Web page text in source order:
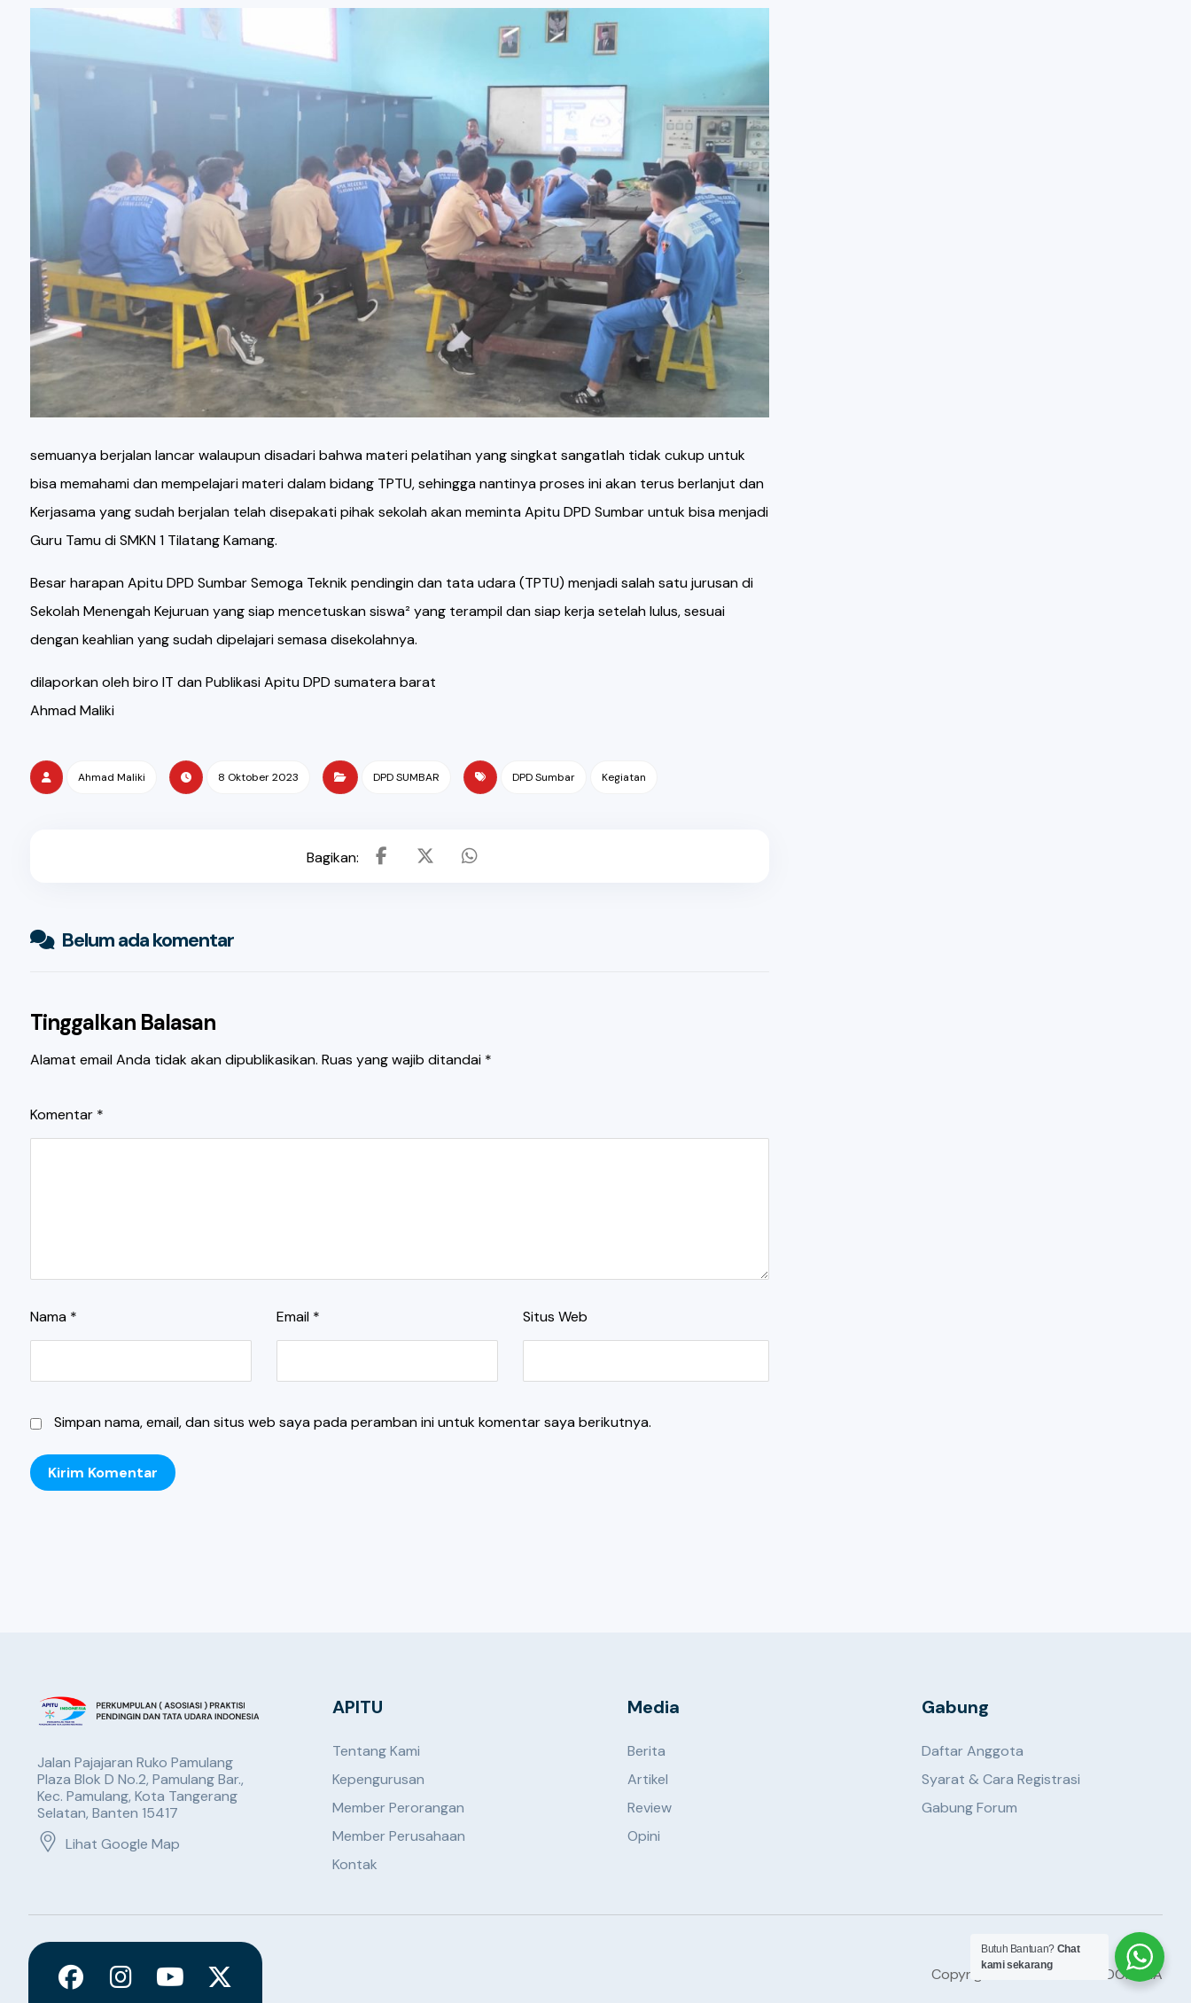
semuanya berjalan lancar walaupun disadari bahwa materi pelatihan yang singkat sangatlah tidak cukup untuk
bisa memahami dan mempelajari materi dalam bidang TPTU, sehingga nantinya proses ini akan terus berlanjut dan
Kerjasama yang sudah berjalan telah disepakati pihak sekolah akan meminta Apitu DPD Sumbar untuk bisa menjadi
Guru Tamu di SMKN 1 Tilatang Kamang.
Besar harapan Apitu DPD Sumbar Semoga Teknik pendingin dan tata udara (TPTU) menjadi salah satu jurusan di
Sekolah Menengah Kejuruan yang siap mencetuskan siswa² yang terampil dan siap kerja setelah lulus, sesuai
dengan keahlian yang sudah dipelajari semasa disekolahnya.
dilaporkan oleh biro IT dan Publikasi Apitu DPD sumatera barat
Ahmad Maliki
Ahmad Maliki 8 Oktober 2023 DPD SUMBAR DPD Sumbar Kegiatan
Belum ada komentar
Tinggalkan Balasan
Alamat email Anda tidak akan dipublikasikan. Ruas yang wajib ditandai *
Komentar *
Nama * Email * Situs Web
Simpan nama, email, dan situs web saya pada peramban ini untuk komentar saya berikutnya.
Kirim Komentar
Jalan Pajajaran Ruko Pamulang
Plaza Blok D No.2, Pamulang Bar.,
Kec. Pamulang, Kota Tangerang
Selatan, Banten 15417
Lihat Google Map
APITU
Tentang Kami
Kepengurusan
Member Perorangan
Member Perusahaan
Kontak
Media
Berita
Artikel
Review
Opini
Gabung
Daftar Anggota
Syarat & Cara Registrasi
Gabung Forum
Copyright © 2023 APITU INDONESIA
Butuh Bantuan? Chat
kami sekarang